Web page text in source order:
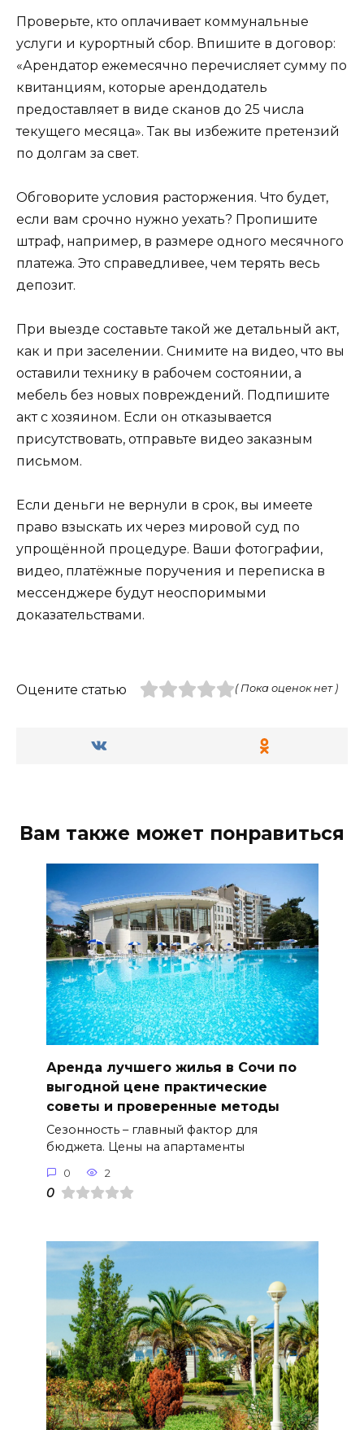
Проверьте, кто оплачивает коммунальные
услуги и курортный сбор. Впишите в договор:
«Арендатор ежемесячно перечисляет сумму по
квитанциям, которые арендодатель
предоставляет в виде сканов до 25 числа
текущего месяца». Так вы избежите претензий
по долгам за свет.
Обговорите условия расторжения. Что будет,
если вам срочно нужно уехать? Пропишите
штраф, например, в размере одного месячного
платежа. Это справедливее, чем терять весь
депозит.
При выезде составьте такой же детальный акт,
как и при заселении. Снимите на видео, что вы
оставили технику в рабочем состоянии, а
мебель без новых повреждений. Подпишите
акт с хозяином. Если он отказывается
присутствовать, отправьте видео заказным
письмом.
Если деньги не вернули в срок, вы имеете
право взыскать их через мировой суд по
упрощённой процедуре. Ваши фотографии,
видео, платёжные поручения и переписка в
мессенджере будут неоспоримыми
доказательствами.
Оцените статью ( Пока оценок нет )
Вам также может понравиться
Аренда лучшего жилья в Сочи по
выгодной цене практические
советы и проверенные методы
Сезонность – главный фактор для
бюджета. Цены на апартаменты
0 2
0